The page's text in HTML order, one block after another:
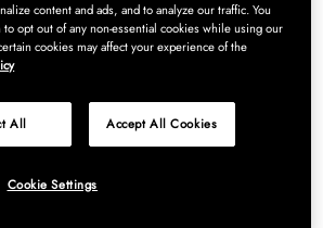
content and ads, and to analyze our traffic. You
opt out of any non-essential cookies while using our
cookies may affect your experience of the
All Accept All Cookies
Cookie Settings